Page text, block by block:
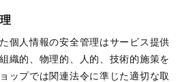
個人情報の安全管理はサービス提供
織的、物理的、人的、技術的施策を
ップでは関連法令に準じた適切な取